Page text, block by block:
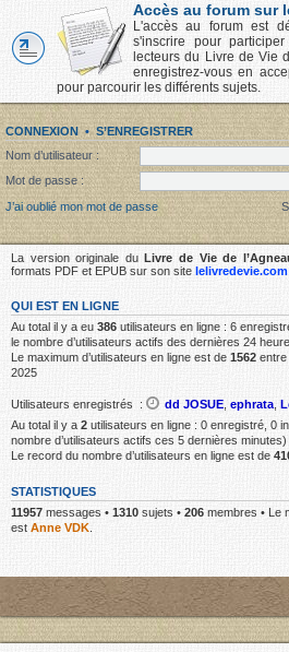
Accès au forum sur
L'accès au forum est
s'inscrire pour
lecteurs du Livre de Vie
enregistrez-vous en
pour parcourir les différents sujets.
CONNEXION•S’ENREGISTRER
Nom d’utilisateur :
Mot de passe :
J’ai oublié mon mot de passe
La version originale duLivre de Vie de
formats PDF et EPUB sur son site lelivredevie.com
QUI EST EN LIGNE
Au total il y a eu 386 utilisateurs en ligne : 6
le nombre d’utilisateurs actifs des dernières 24
Le maximum d’utilisateurs en ligne est de 1562 entre
2025
Utilisateurs enregistrés : dd JOSUE ephrata
Au total il y a 2 utilisateurs en ligne : 0 enregistré, 0
nombre d’utilisateurs actifs ces 5 dernières minutes)
Le record du nombre d’utilisateurs en ligne est de
STATISTIQUES
11957 messages • 1310 sujets • 206 membres • Le
est Anne VDK